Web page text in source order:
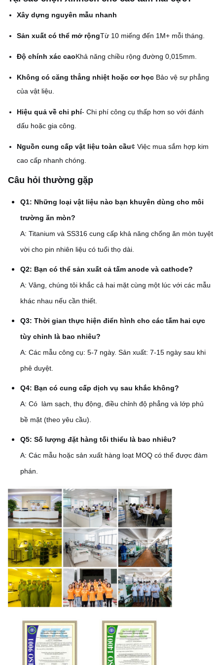
Xây dựng nguyên mẫu nhanh
Sản xuất có thể mở rộngTừ 10 miếng đến 1M+ mỗi tháng.
Độ chính xác caoKhả năng chiều rộng đường 0,015mm.
Không có căng thẳng nhiệt hoặc cơ học ️ Bảo vệ sự phẳng
của vật liệu.
Hiệu quả về chi phí- Chi phí công cụ thấp hơn so với đánh
dấu hoặc gia công.
Nguồn cung cấp vật liệu toàn cầu¢ Việc mua sắm hợp kim
cao cấp nhanh chóng.
Câu hỏi thường gặp
Q1: Những loại vật liệu nào bạn khuyên dùng cho môi
trường ăn mòn?
A: Titanium và SS316 cung cấp khả năng chống ăn mòn tuyệt
vời cho pin nhiên liệu có tuổi thọ dài.
Q2: Bạn có thể sản xuất cả tấm anode và cathode?
A: Vâng, chúng tôi khắc cả hai mặt cùng một lúc với các mẫu
khác nhau nếu cần thiết.
Q3: Thời gian thực hiện điển hình cho các tấm hai cực
tùy chỉnh là bao nhiêu?
A: Các mẫu công cụ: 5-7 ngày. Sản xuất: 7-15 ngày sau khi
phê duyệt.
Q4: Bạn có cung cấp dịch vụ sau khắc không?
A: Có ️ làm sạch, thụ động, điều chỉnh độ phẳng và lớp phủ
bề mặt (theo yêu cầu).
Q5: Số lượng đặt hàng tối thiểu là bao nhiêu?
A: Các mẫu hoặc sản xuất hàng loạt MOQ có thể được đàm
phán.